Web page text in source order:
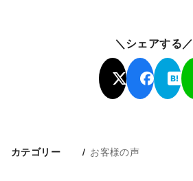
＼シェアする／
カテゴリー お客様の声